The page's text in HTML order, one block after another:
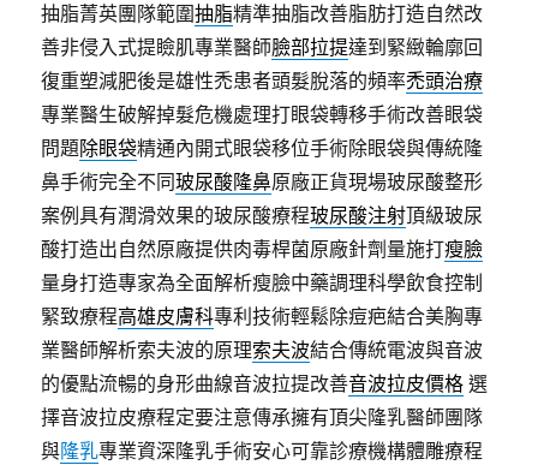
抽脂菁英團隊範圍抽脂精準抽脂改善脂肪打造自然改
善非侵入式提瞼肌專業醫師臉部拉提達到緊緻輪廓回
復重塑減肥後是雄性禿患者頭髮脫落的頻率禿頭治療
專業醫生破解掉髮危機處理打眼袋轉移手術改善眼袋
問題除眼袋精通內開式眼袋移位手術除眼袋與傳統隆
鼻手術完全不同玻尿酸隆鼻原廠正貨現場玻尿酸整形
案例具有潤滑效果的玻尿酸療程玻尿酸注射頂級玻尿
酸打造出自然原廠提供肉毒桿菌原廠針劑量施打瘦臉
量身打造專家為全面解析瘦臉中藥調理科學飲食控制
緊致療程高雄皮膚科專利技術輕鬆除痘疤結合美胸專
業醫師解析索夫波的原理索夫波結合傳統電波與音波
的優點流暢的身形曲線音波拉提改善音波拉皮價格 選
擇音波拉皮療程定要注意傳承擁有頂尖隆乳醫師團隊
與隆乳專業資深隆乳手術安心可靠診療機構體雕療程